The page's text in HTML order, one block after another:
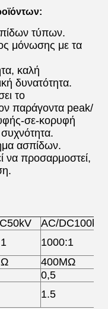
τύπων.
μόνωσης με τα
καλή
δυνατότητα.
το
παράγοντα peak/
σε-κορυφή
συχνότητα.
ασπίδων.
να προσαρμοστεί,
AC/DC100kV
1000:1
400MΩ
0,5
1.5